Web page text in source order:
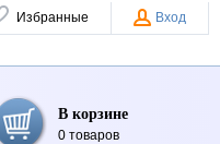
Избранные Вход
В корзине
0 товаров